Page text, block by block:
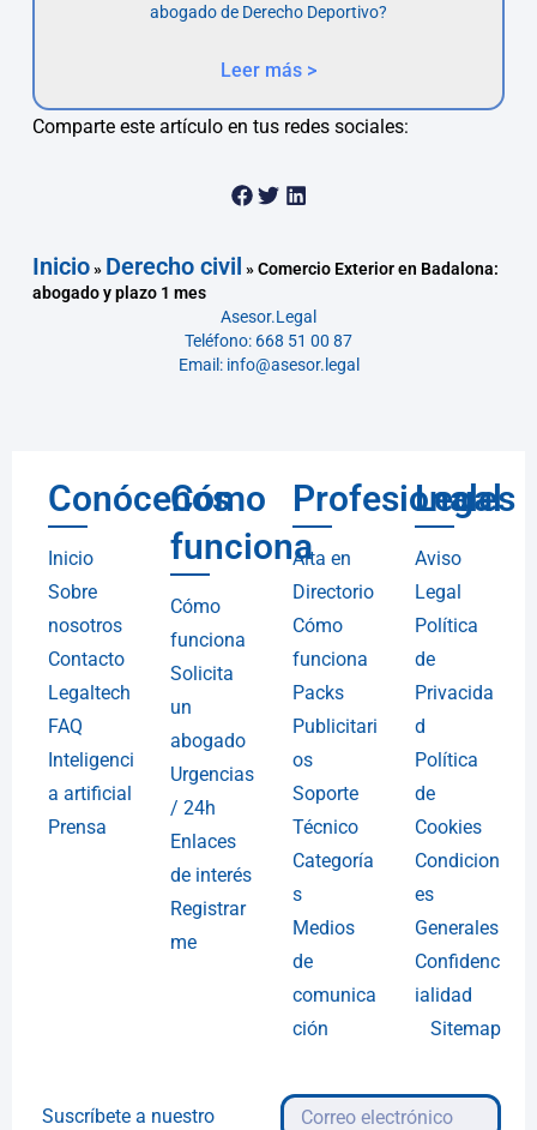
abogado de Derecho Deportivo?
Leer más >
Comparte este artículo en tus redes sociales:
Inicio» Derecho civil »Comercio Exterior en Badalona:
abogado y plazo 1 mes
Asesor.Legal
Teléfono: 668 51 00 87
Email: info@asesor.legal
Conócenos
Inicio
Sobre
nosotros
Contacto
Legaltech
FAQ
Inteligenci
a artificial
Prensa
Cómo
funciona
Cómo
funciona
Solicita
un
abogado
Urgencias
/ 24h
Enlaces
de interés
Registrar
me
Profesionales
Alta en
Directorio
Cómo
funciona
Packs
Publicitari
os
Soporte
Técnico
Categoría
s
Medios
de
comunica
ción
Legal
Aviso
Legal
Política
de
Privacida
d
Política
de
Cookies
Condicion
es
Generales
Confidenc
ialidad
Sitemap
Suscríbete a nuestro